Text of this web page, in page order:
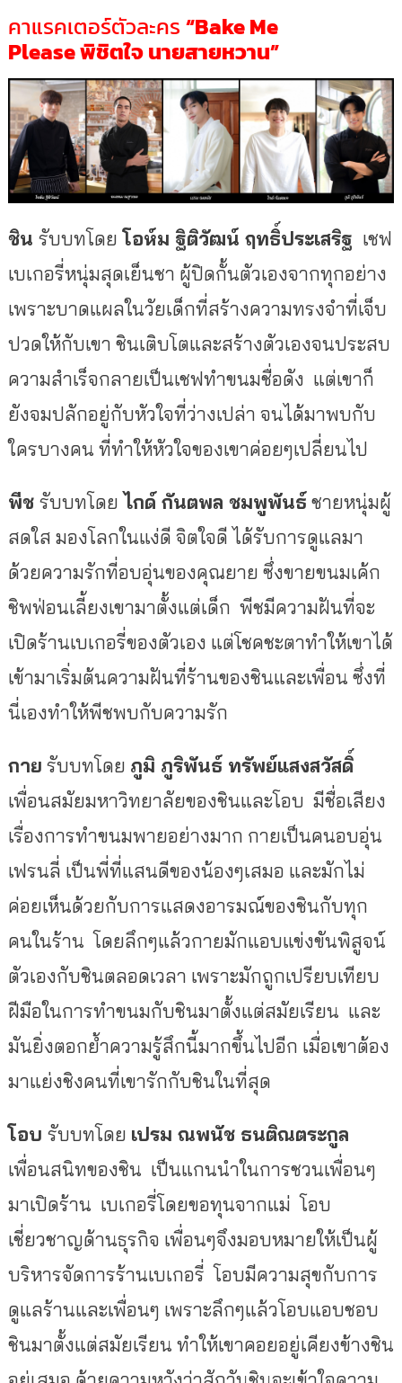
คาแรคเตอร์ตัวละคร “Bake Me
Pleaseพิชิตใจ นายสายหวาน”
ชิน รับบทโดย โอห์ม ฐิติวัฒน์ ฤทธิ์ประเสริฐ เชฟ
เบเกอรี่หนุ่มสุดเย็นชา ผู้ปิดกั้นตัวเองจากทุกอย่าง
เพราะบาดแผลในวัยเด็กที่สร้างความทรงจำที่เจ็บ
ปวดให้กับเขา ชินเติบโตและสร้างตัวเองจนประสบ
ความสำเร็จกลายเป็นเชฟทำขนมชื่อดัง แต่เขาก็
ยังจมปลักอยู่กับหัวใจที่ว่างเปล่า จนได้มาพบกับ
ใครบางคน ที่ทำให้หัวใจของเขาค่อยๆเปลี่ยนไป
พีช รับบทโดย ไกด์ กันตพล ชมพูพันธ์ ชายหนุ่มผู้
สดใส มองโลกในแง่ดี จิตใจดี ได้รับการดูแลมา
ด้วยความรักที่อบอุ่นของคุณยาย ซึ่งขายขนมเค้ก
ชิพฟ่อนเลี้ยงเขามาตั้งแต่เด็ก พีชมีความฝันที่จะ
เปิดร้านเบเกอรี่ของตัวเอง แต่โชคชะตาทำให้เขาได้
เข้ามาเริ่มต้นความฝันที่ร้านของชินและเพื่อน ซึ่งที่
นี่เองทำให้พีชพบกับความรัก
กาย รับบทโดย ภูมิ ภูริพันธ์ ทรัพย์แสงสวัสดิ์
เพื่อนสมัยมหาวิทยาลัยของชินและโอบ มีชื่อเสียง
เรื่องการทำขนมพายอย่างมาก กายเป็นคนอบอุ่น
เฟรนลี่ เป็นพี่ที่แสนดีของน้องๆเสมอ และมักไม่
ค่อยเห็นด้วยกับการแสดงอารมณ์ของชินกับทุก
คนในร้าน โดยลึกๆแล้วกายมักแอบแข่งขันพิสูจน์
ตัวเองกับชินตลอดเวลา เพราะมักถูกเปรียบเทียบ
ฝีมือในการทำขนมกับชินมาตั้งแต่สมัยเรียน และ
มันยิ่งตอกย้ำความรู้สึกนี้มากขึ้นไปอีก เมื่อเขาต้อง
มาแย่งชิงคนที่เขารักกับชินในที่สุด
โอบ รับบทโดย เปรม ณพนัช ธนติณตระกูล
เพื่อนสนิทของชิน เป็นแกนนำในการชวนเพื่อนๆ
มาเปิดร้าน เบเกอรี่โดยขอทุนจากแม่ โอบ
เชี่ยวชาญด้านธุรกิจ เพื่อนๆจึงมอบหมายให้เป็นผู้
บริหารจัดการร้านเบเกอรี่ โอบมีความสุขกับการ
ดูแลร้านและเพื่อนๆ เพราะลึกๆแล้วโอบแอบชอบ
ชินมาตั้งแต่สมัยเรียน ทำให้เขาคอยอยู่เคียงข้างชิน